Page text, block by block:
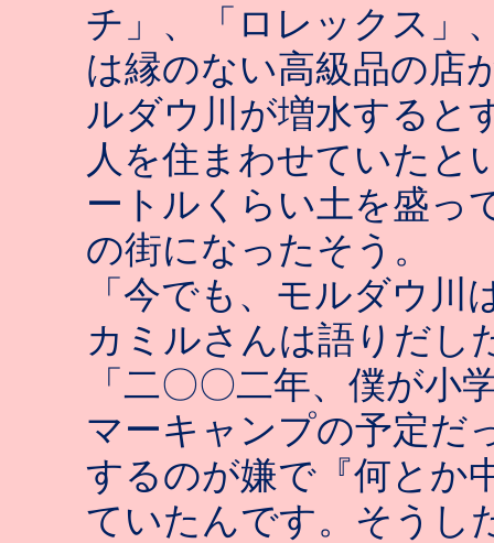
チ」、「ロレックス」
は縁のない高級品の店
ルダウ川が増水すると
人を住まわせていたと
ートルくらい土を盛っ
の街になったそう。
「今でも、モルダウ
カミルさんは語りだし
「二〇〇二年、僕が小
マーキャンプの予定だ
するのが嫌で『何とか
ていたんです。そうし